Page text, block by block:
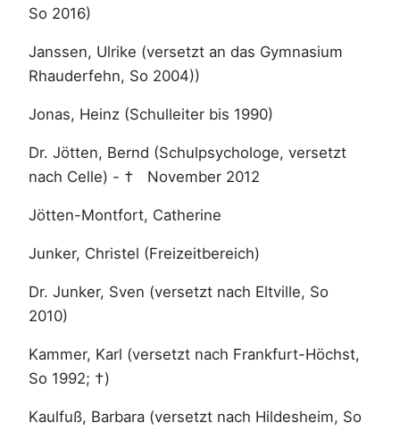
So 2016)
Janssen, Ulrike (versetzt an das Gymnasium
Rhauderfehn, So 2004))
Jonas, Heinz (Schulleiter bis 1990)
Dr. Jötten, Bernd (Schulpsychologe, versetzt
nach Celle) - † November 2012
Jötten-Montfort, Catherine
Junker, Christel (Freizeitbereich)
Dr. Junker, Sven (versetzt nach Eltville, So
2010)
Kammer, Karl (versetzt nach Frankfurt-Höchst,
So 1992; †)
Kaulfuß, Barbara (versetzt nach Hildesheim, So